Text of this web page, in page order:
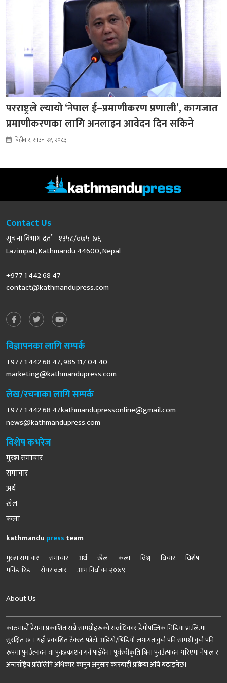
परराष्ट्रले ल्यायो ‘नेपाल ई–प्रमाणीकरण प्रणाली’, कागजात
प्रमाणीकरणका लागि अनलाइन आवेदन दिन सकिने
बिहीबार, साउन २१, २०८३
Contact Us
सूचना विभाग दर्ता - १३५८/०७५-७६
Lazimpat, Kathmandu 44600, Nepal
+977 1 442 68 47
contact@kathmandupress.com
विज्ञापनका लागि सम्पर्क
+977 1 442 68 47, 985 117 04 40
marketing@kathmandupress.com
लेख/रचनाका लागि सम्पर्क
+977 1 442 68 47kathmandupressonline@gmail.com
news@kathmandupress.com
विशेष कभरेज
मुख्य समाचार
समाचार
अर्थ
खेल
कला
kathmandu press team
मुख्य समाचार
समाचार अर्थ खेल कला विश्व विचार
विशेष
मर्निङ रिड
सेयर बजार आम निर्वाचन २०७९
About Us
काठमाडौं प्रेसमा प्रकाशित सबै सामग्रीहरूको सर्वाधिकार डेमोपव्लिक मिडिया प्रा.लि.मा
सुरक्षित छ । यहाँ प्रकाशित टेक्स्ट, फोटो, अडियो/भिडियो लगायत कुनै पनि सामग्री कुनै पनि
रूपमा पुनर्उत्पादन वा पुनःप्रकाशन गर्न पाइँदैन। पूर्वस्वीकृति बिना पुनर्उत्पादन गरिएमा नेपाल र
अन्तर्राष्ट्रिय प्रतिलिपि अधिकार कानुन अनुसार कारबाही प्रक्रिया अघि बढाइनेछ।